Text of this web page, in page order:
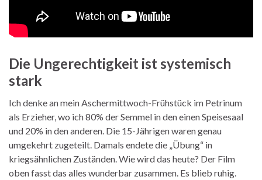
Die Ungerechtigkeit ist systemisch
stark
Ich denke an mein Aschermittwoch-Frühstück im Petrinum
als Erzieher, wo ich 80% der Semmel in den einen Speisesaal
und 20% in den anderen. Die 15-Jährigen waren genau
umgekehrt zugeteilt. Damals endete die „Übung“ in
kriegsähnlichen Zuständen. Wie wird das heute? Der Film
oben fasst das alles wunderbar zusammen. Es blieb ruhig.